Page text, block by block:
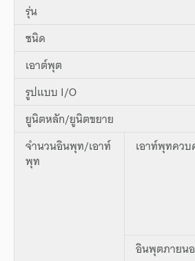
รุ่น
ชนิด
เอาต์พุต
รูปแบบ I/O
ยูนิตหลัก/ยูนิตขยาย
จำนวนอินพุท/เอาท์
พุท
เอาท์พุทคว
อินพุตภายน